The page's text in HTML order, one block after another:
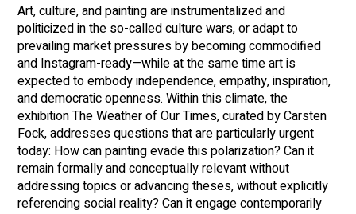
Art, culture, and painting are instrumentalized and
politicized in the so-called culture wars, or adapt to
prevailing market pressures by becoming commodified
and Instagram-ready—while at the same time art is
expected to embody independence, empathy, inspiration,
and democratic openness. Within this climate, the
exhibition The Weather of Our Times, curated by Carsten
Fock, addresses questions that are particularly urgent
today: How can painting evade this polarization? Can it
remain formally and conceptually relevant without
addressing topics or advancing theses, without explicitly
referencing social reality? Can it engage contemporarily